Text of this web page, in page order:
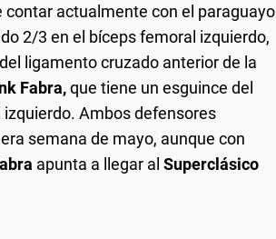
contar actualmente con el paraguayo
2/3 en el bíceps femoral izquierdo,
ligamento cruzado anterior de la
Fabra,que tiene un esguince del
Ambos defensores
semana de mayo, aunque con
apunta a llegar al Superclásico